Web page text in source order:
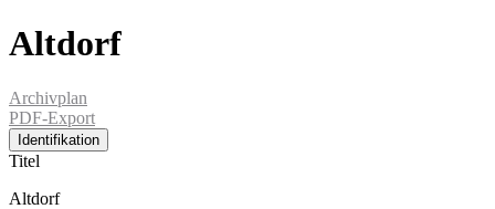
Altdorf
Archivplan
PDF-Export
Identifikation
Titel
Altdorf